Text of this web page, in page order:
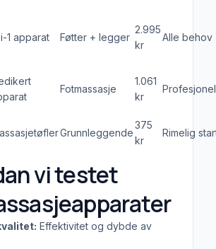
1 apparat Føtter + legger
2.995
kr
Alle behov
Fotmassasje
1.061
kr
Grunnleggende
375
kr
Rimelig
vi testet
Effektivitet og dybde av